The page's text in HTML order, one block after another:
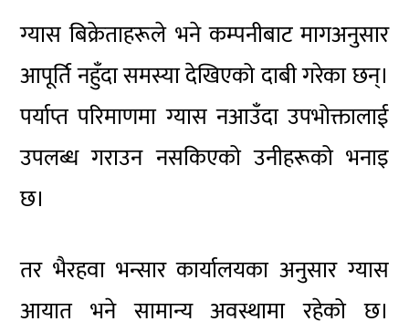
ग्यास बिक्रेताहरूले भने कम्पनीबाट मागअनुसार
आपूर्ति नहुँदा समस्या देखिएको दाबी गरेका छन्।
पर्याप्त परिमाणमा ग्यास नआउँदा उपभोक्तालाई
उपलब्ध गराउन नसकिएको उनीहरूको भनाइ
छ।
तर भैरहवा भन्सार कार्यालयका अनुसार ग्यास
आयात भने सामान्य अवस्थामा रहेको छ।